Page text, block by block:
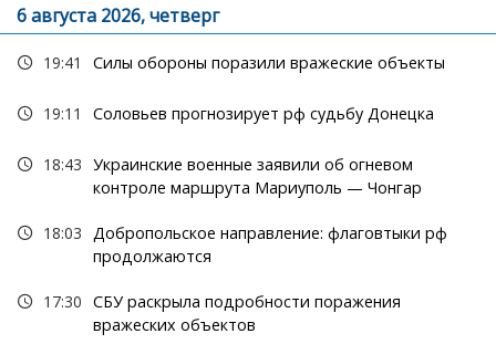
6 августа 2026, четверг
19:41 Силы обороны поразили вражеские объекты
19:11 Соловьев прогнозирует рф судьбу Донецка
18:43 Украинские военные заявили об огневом
контроле маршрута Мариуполь — Чонгар
18:03
Добропольское направление: флаговтыки рф
продолжаются
17:30 СБУ раскрыла подробности поражения
вражеских объектов